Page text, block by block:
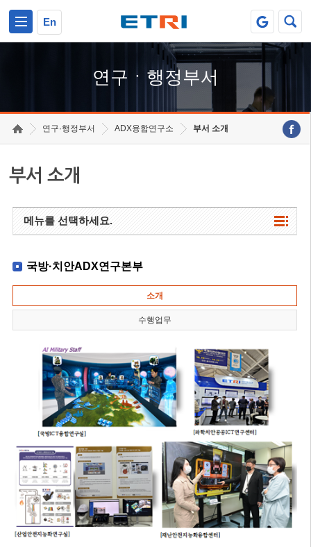
En
연구ㆍ행정부서
연구·행정부서 ADX융합연구소 부서 소개
부서 소개
메뉴를 선택하세요.
국방·치안ADX연구본부
소개
수행업무